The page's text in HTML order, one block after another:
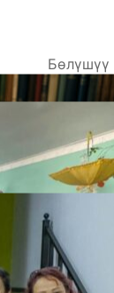
Бөлүшүү
ЖАРЛЫГЫ:
АЧЫЛАТ